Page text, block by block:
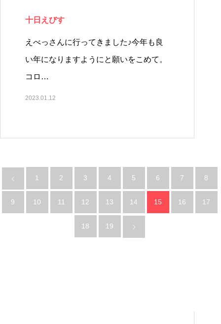
十日えびす
えべっさんに行ってきました♪今年も良
い年になりますようにと願いをこめて。
コロ…
2023.01.12
1 2 3 4 5 6 7 8
9 10 11 12 13 14 15 16 17
18 19